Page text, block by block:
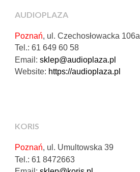
AUDIOPLAZA
Poznań, ul. Czechosłowacka 106a
Tel.: 61 649 60 58
Email:sklep@audioplaza.pl
Website: https://audioplaza.pl
KORIS
Poznań, ul. Umultowska 39
Tel.: 61 8472663